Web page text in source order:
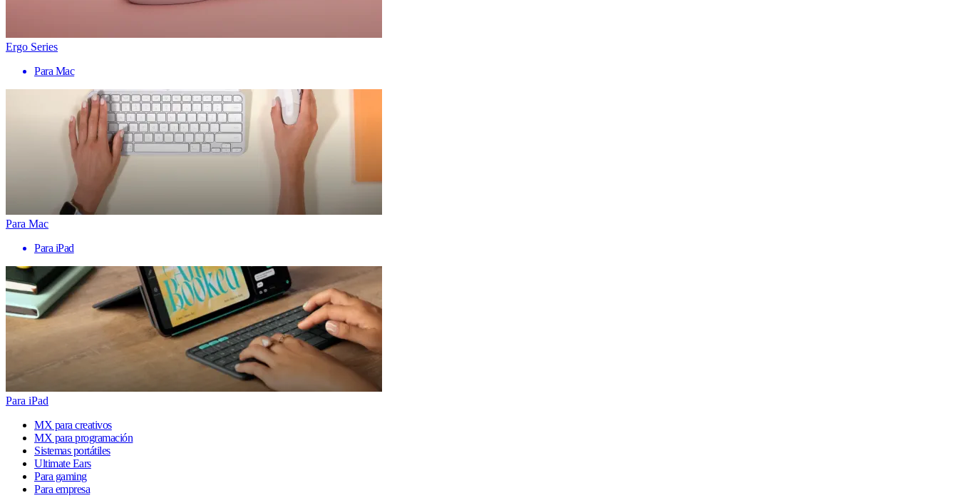
Ergo Series
Para Mac
Para Mac
Para iPad
Para iPad
MX para creativos
MX para programación
Sistemas portátiles
Ultimate Ears
Para gaming
Para empresa